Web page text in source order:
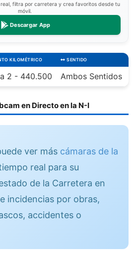
filtra por carretera y crea favoritos desde tu
móvil.
Descargar App
KILOMÉTRICO SENTIDO
2 - 440.500 Ambos Sentidos
en Directo en la N-I
ver más cámaras de la
real para su
de la Carretera en
incidencias por obras,
accidentes o